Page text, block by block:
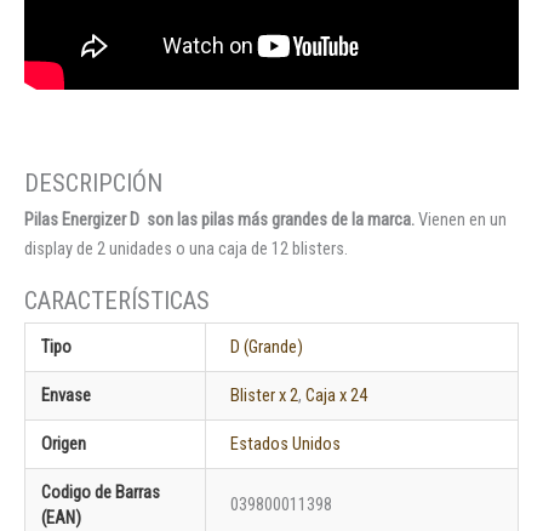
Pilas Energizer D son las pilas más grandes de la marca.Vienen en un
display de 2 unidades o una caja de 12 blisters.
Tipo D (Grande)
Envase Blister x 2, Caja x 24
Origen Estados Unidos
Codigo de Barras
(EAN)
039800011398